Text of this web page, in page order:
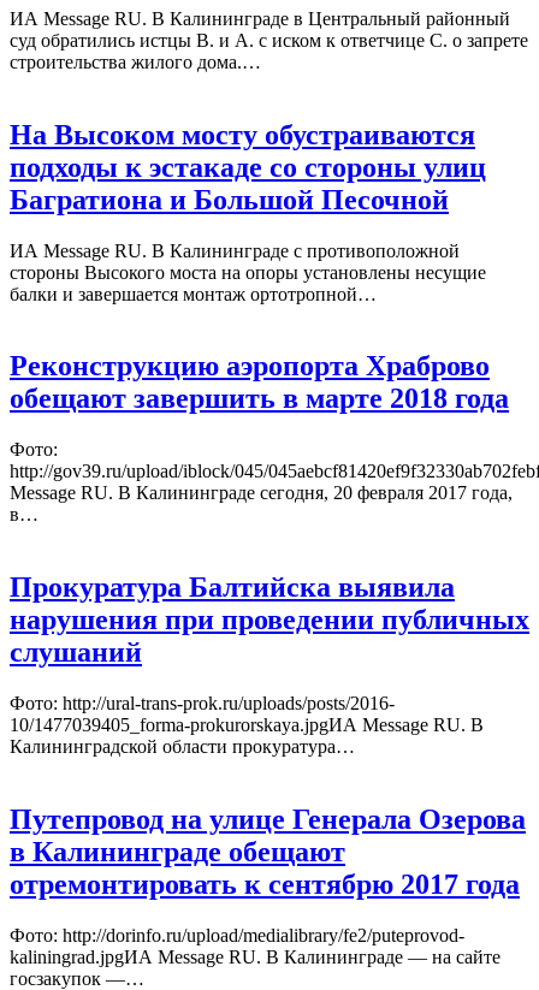
ИА Message RU. В Калининграде в Центральный районный
суд обратились истцы В. и А. с иском к ответчице С. о запрете
строительства жилого дома.…
На Высоком мосту обустраиваются
подходы к эстакаде со стороны улиц
Багратиона и Большой Песочной
ИА Message RU. В Калининграде с противоположной
стороны Высокого моста на опоры установлены несущие
балки и завершается монтаж ортотропной…
Реконструкцию аэропорта Храброво
обещают завершить в марте 2018 года
Фото:
http://gov39.ru/upload/iblock/045/
Message RU. В Калининграде сегодня, 20 февраля 2017 года,
в…
Прокуратура Балтийска выявила
нарушения при проведении публичных
слушаний
Фото: http://ural-trans-prok.ru/uploads/posts/2016-
10/1477039405_forma-prokurorskaya.jpgИА Message RU. В
Калининградской области прокуратура…
Путепровод на улице Генерала Озерова
в Калининграде обещают
отремонтировать к сентябрю 2017 года
Фото: http://dorinfo.ru/upload/medialibrary/fe2/puteprovod-
kaliningrad.jpgИА Message RU. В Калининграде — на сайте
госзакупок —…